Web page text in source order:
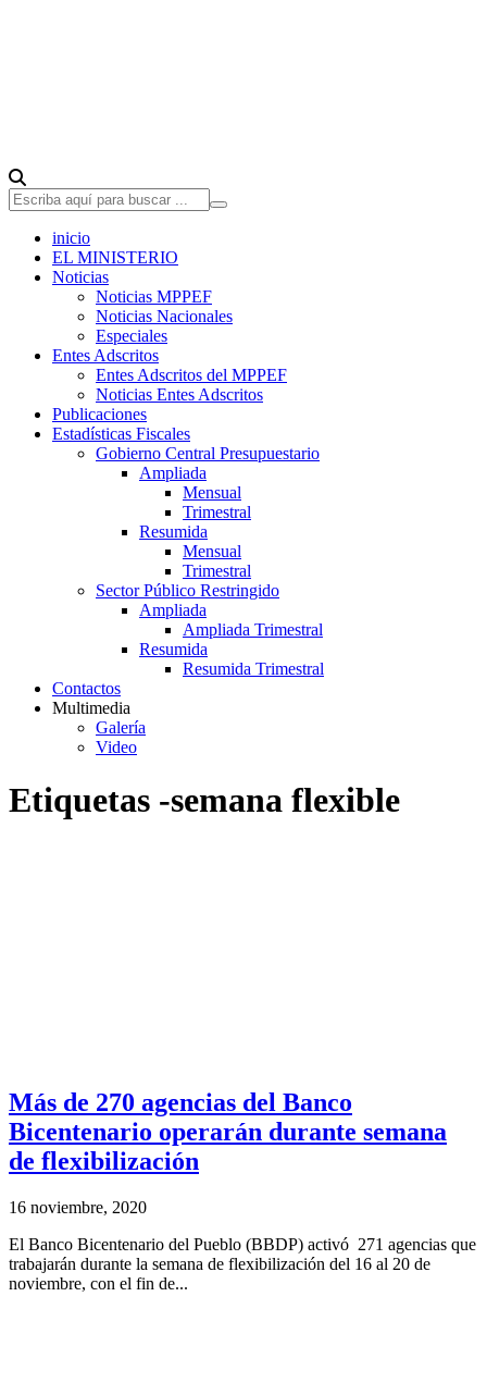
inicio
EL MINISTERIO
Noticias
Noticias MPPEF
Noticias Nacionales
Especiales
Entes Adscritos
Entes Adscritos del MPPEF
Noticias Entes Adscritos
Publicaciones
Estadísticas Fiscales
Gobierno Central Presupuestario
Ampliada
Mensual
Trimestral
Resumida
Mensual
Trimestral
Sector Público Restringido
Ampliada
Ampliada Trimestral
Resumida
Resumida Trimestral
Contactos
Multimedia
Galería
Video
Etiquetas -semana flexible
Más de 270 agencias del Banco
Bicentenario operarán durante semana
de flexibilización
16 noviembre, 2020
El Banco Bicentenario del Pueblo (BBDP) activó 271 agencias que
trabajarán durante la semana de flexibilización del 16 al 20 de
noviembre, con el fin de...